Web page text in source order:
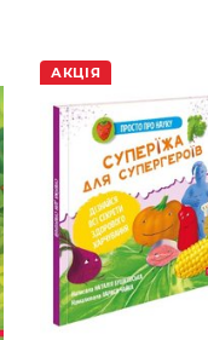
АКЦІЯ